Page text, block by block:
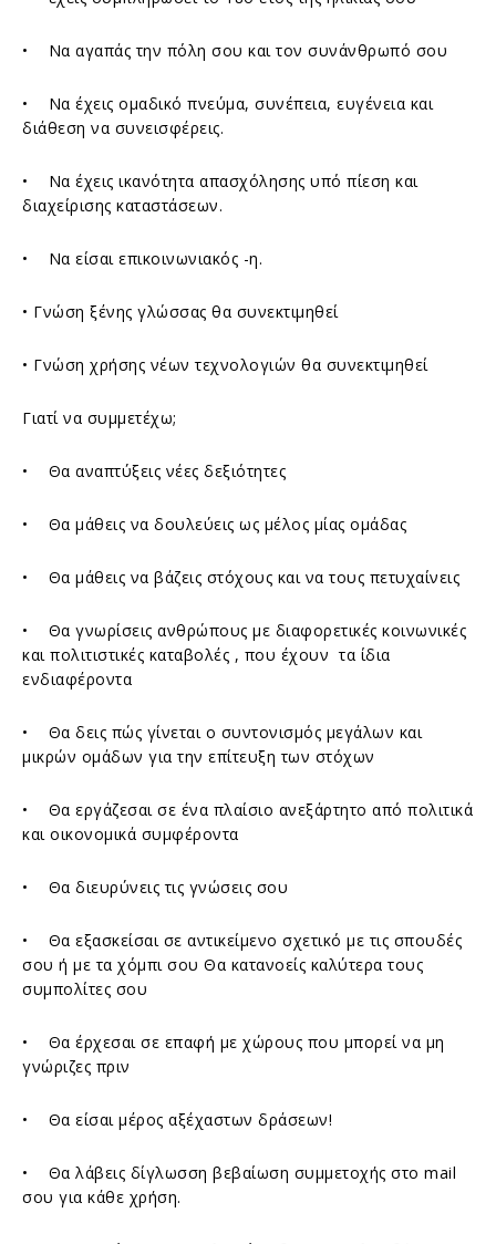
• Να αγαπάς την πόλη σου και τον συνάνθρωπό σου
• Να έχεις ομαδικό πνεύμα, συνέπεια, ευγένεια και
διάθεση να συνεισφέρεις.
• Να έχεις ικανότητα απασχόλησης υπό πίεση και
διαχείρισης καταστάσεων.
• Να είσαι επικοινωνιακός -η.
• Γνώση ξένης γλώσσας θα συνεκτιμηθεί
• Γνώση χρήσης νέων τεχνολογιών θα συνεκτιμηθεί
Γιατί να συμμετέχω;
• Θα αναπτύξεις νέες δεξιότητες
• Θα μάθεις να δουλεύεις ως μέλος μίας ομάδας
• Θα μάθεις να βάζεις στόχους και να τους πετυχαίνεις
• Θα γνωρίσεις ανθρώπους με διαφορετικές κοινωνικές
και πολιτιστικές καταβολές , που έχουν τα ίδια
ενδιαφέροντα
• Θα δεις πώς γίνεται ο συντονισμός μεγάλων και
μικρών ομάδων για την επίτευξη των στόχων
• Θα εργάζεσαι σε ένα πλαίσιο ανεξάρτητο από πολιτικά
και οικονομικά συμφέροντα
• Θα διευρύνεις τις γνώσεις σου
• Θα εξασκείσαι σε αντικείμενο σχετικό με τις σπουδές
σου ή με τα χόμπι σου Θα κατανοείς καλύτερα τους
συμπολίτες σου
• Θα έρχεσαι σε επαφή με χώρους που μπορεί να μη
γνώριζες πριν
• Θα είσαι μέρος αξέχαστων δράσεων!
• Θα λάβεις δίγλωσση βεβαίωση συμμετοχής στο mail
σου για κάθε χρήση.